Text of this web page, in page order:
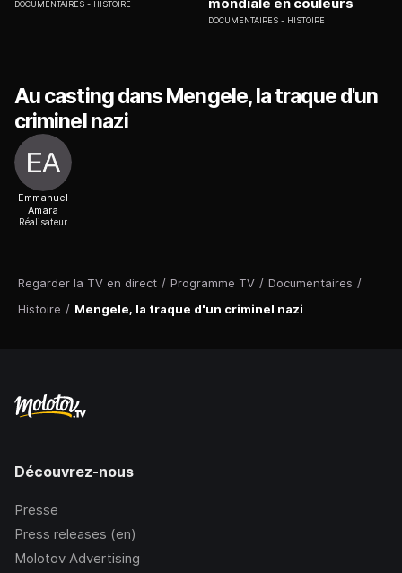
Regarder la TV en direct / Programme TV / Documentaires /
Histoire / Mengele, la traque d'un criminel nazi
DOCUMENTAIRES HISTOIRE
DOCUMENTAIRES HISTOIRE
Au casting dans Mengele, la traque d'un
criminel nazi
Emmanuel
Amara
Réalisateur
Découvrez-nous
Presse
Press releases (en)
Molotov Advertising